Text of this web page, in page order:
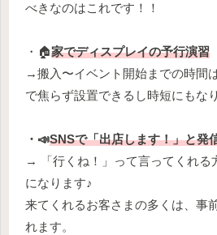
べきなのはこれです！！
・🏠️家でディスプレイの予行演習
→搬入〜イベント開始までの時間
で焦らず設置できるし時短にもな
・📣SNSで「出店します！」と発
→ 「行くね！」って言ってくれる
になります♪
来てくれるお客さまの多くは、事
れます。